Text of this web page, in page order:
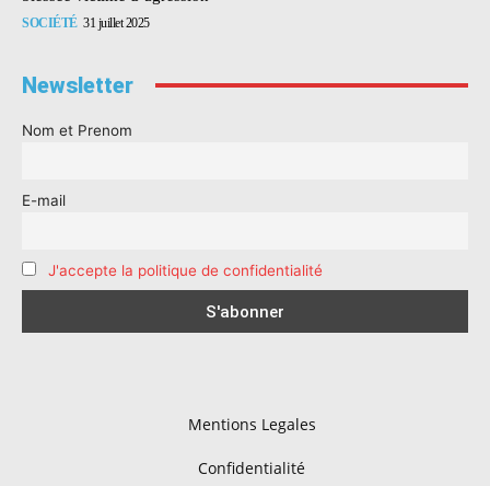
SOCIÉTÉ 31 juillet 2025
Newsletter
Nom et Prenom
E-mail
J'accepte la politique de confidentialité
Mentions Legales
Confidentialité